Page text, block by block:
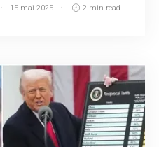
15 mai 2025 2 min read